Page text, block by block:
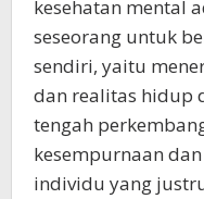
kesehatan mental
seseorang untuk
sendiri, yaitu
dan realitas hidup
tengah
kesempurnaan
individu yang